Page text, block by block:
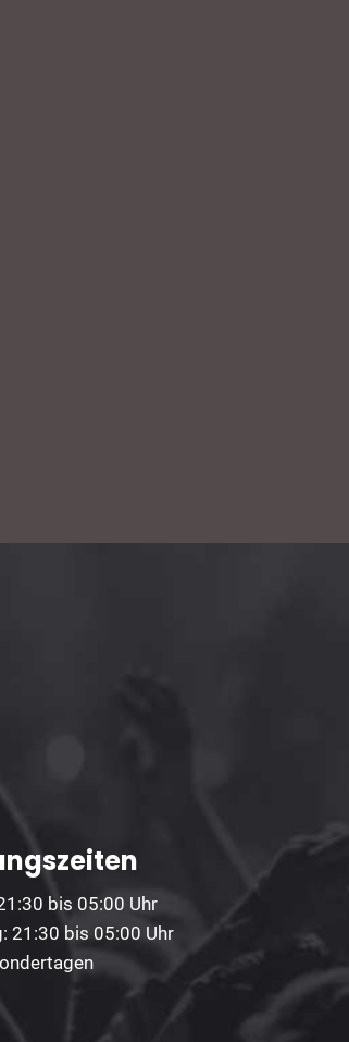
bis 05:00 Uhr
21:30 bis 05:00 Uhr